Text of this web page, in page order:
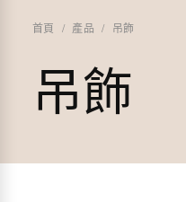
首頁 / 產品 / 吊飾
吊飾